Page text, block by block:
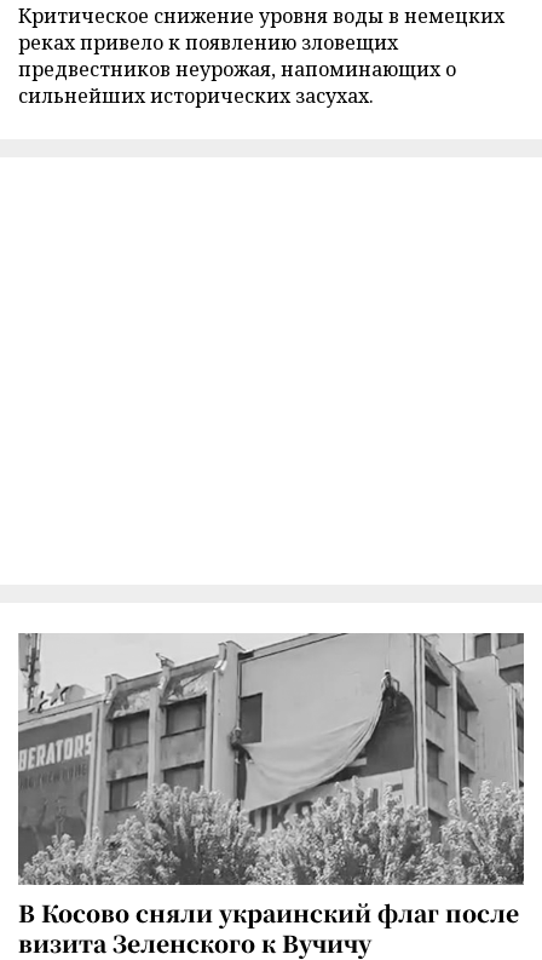
Критическое снижение уровня воды в немецких
реках привело к появлению зловещих
предвестников неурожая, напоминающих о
сильнейших исторических засухах.
В Косово сняли украинский флаг после
визита Зеленского к Вучичу